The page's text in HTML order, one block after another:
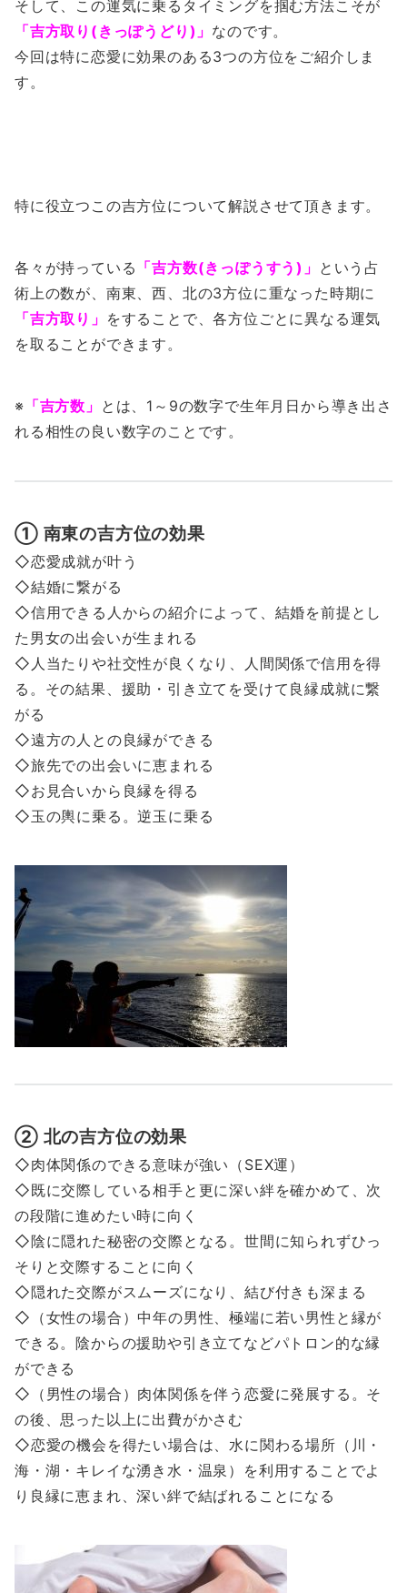
そして、この運気に乗るタイミングを掴む方法こそが
「吉方取り(きっぽうどり)」 なのです。
今回は特に恋愛に効果のある3つの方位をご紹介しま
す。
特に役立つこの吉方位について解説させて頂きます。
各々が持っている 「吉方数(きっぽうすう)」 という占
術上の数が、南東、西、北の3方位に重なった時期に
「吉方取り」 をすることで、各方位ごとに異なる運気
を取ることができます。
※ 「吉方数」 とは、1～9の数字で生年月日から導き出さ
れる相性の良い数字のことです。
① 南東の吉方位の効果
◇恋愛成就が叶う
◇結婚に繋がる
◇信用できる人からの紹介によって、結婚を前提とし
た男女の出会いが生まれる
◇人当たりや社交性が良くなり、人間関係で信用を得
る。その結果、援助・引き立てを受けて良縁成就に繋
がる
◇遠方の人との良縁ができる
◇旅先での出会いに恵まれる
◇お見合いから良縁を得る
◇玉の輿に乗る。逆玉に乗る
② 北の吉方位の効果
◇肉体関係のできる意味が強い（SEX運）
◇既に交際している相手と更に深い絆を確かめて、次
の段階に進めたい時に向く
◇陰に隠れた秘密の交際となる。世間に知られずひっ
そりと交際することに向く
◇隠れた交際がスムーズになり、結び付きも深まる
◇（女性の場合）中年の男性、極端に若い男性と縁が
できる。陰からの援助や引き立てなどパトロン的な縁
ができる
◇（男性の場合）肉体関係を伴う恋愛に発展する。そ
の後、思った以上に出費がかさむ
◇恋愛の機会を得たい場合は、水に関わる場所（川・
海・湖・キレイな湧き水・温泉）を利用することでよ
り良縁に恵まれ、深い絆で結ばれることになる